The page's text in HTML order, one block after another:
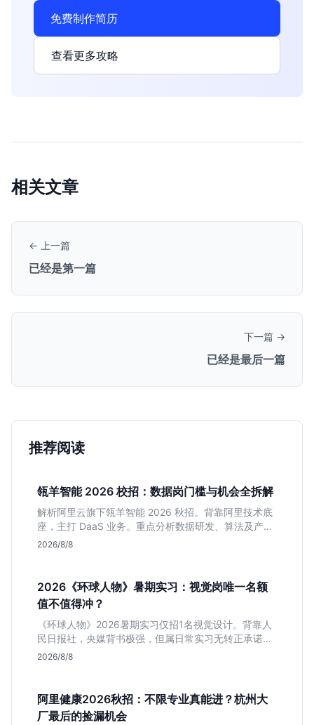
免费制作简历
查看更多攻略
相关文章
← 上一篇
已经是第一篇
下一篇 →
已经是最后一篇
推荐阅读
瓴羊智能 2026 校招：数据岗门槛与机会全拆解
解析阿里云旗下瓴羊智能 2026 秋招。背靠阿里技术底
座，主打 DaaS 业务。重点分析数据研发、算法及产品
岗的硬性要求，评估 B 端数据路线的成长曲线与抗压挑
2026/8/8
2026《环球人物》暑期实习：视觉岗唯一名额
值不值得冲？
《环球人物》2026暑期实习仅招1名视觉设计。背靠人
民日报社，央媒背书极强，但属日常实习无转正承诺。
适合追求高含金量简历、能接受严谨流程的设计生，想
2026/8/8
阿里健康2026秋招：不限专业真能进？杭州大
厂最后的捡漏机会